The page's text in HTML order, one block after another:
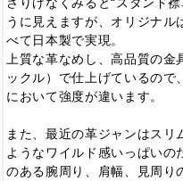
うに見えますが、オリジナル
べて日本製で実現。
上質な革なめし、高品質の
ックル）で仕上げているので
において強度が違います。
また、最近の革ジャンはス
ようなワイルド感いっぱいの
のある腕周り、肩幅、見周り